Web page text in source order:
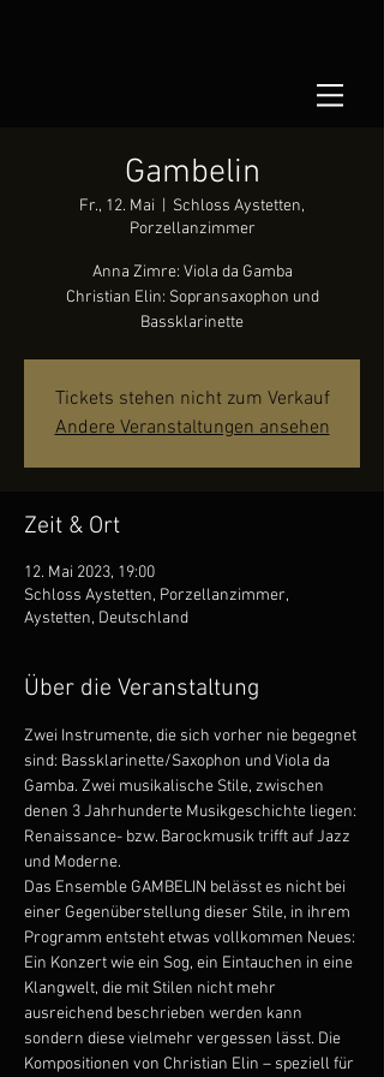
Gambelin
Fr., 12. Mai
Schloss Aystetten,
Porzellanzimmer
Anna Zimre: Viola da Gamba
Christian Elin: Sopransaxophon und
Bassklarinette
Tickets stehen nicht zum Verkauf
Andere Veranstaltungen ansehen
Zeit & Ort
12. Mai 2023, 19:00
Schloss Aystetten, Porzellanzimmer,
Aystetten, Deutschland
Über die Veranstaltung
Zwei Instrumente, die sich vorher nie begegnet
sind: Bassklarinette/Saxophon und Viola da
Gamba. Zwei musikalische Stile, zwischen
denen 3 Jahrhunderte Musikgeschichte liegen:
Renaissance- bzw. Barockmusik trifft auf Jazz
und Moderne.
Das Ensemble GAMBELIN belässt es nicht bei
einer Gegenüberstellung dieser Stile, in ihrem
Programm entsteht etwas vollkommen Neues:
Ein Konzert wie ein Sog, ein Eintauchen in eine
Klangwelt, die mit Stilen nicht mehr
ausreichend beschrieben werden kann
sondern diese vielmehr vergessen lässt. Die
Kompositionen von Christian Elin – speziell für